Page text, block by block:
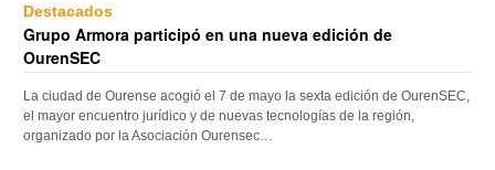
Destacados
Grupo Armora participó en una nueva edición de
OurenSEC
La ciudad de Ourense acogió el 7 de mayo la sexta edición de OurenSEC,
el mayor encuentro jurídico y de nuevas tecnologías de la región,
organizado por la Asociación Ourensec…